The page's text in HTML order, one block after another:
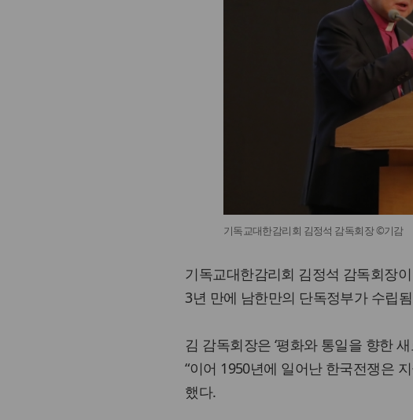
기독교대한감리회 김정석 감독회장 ©기감
기독교대한감리회 김정석 감독회장이
3년 만에 남한만의 단독정부가 수립
김 감독회장은 ‘평화와 통일을 향한
“이어 1950년에 일어난 한국전쟁은
했다.